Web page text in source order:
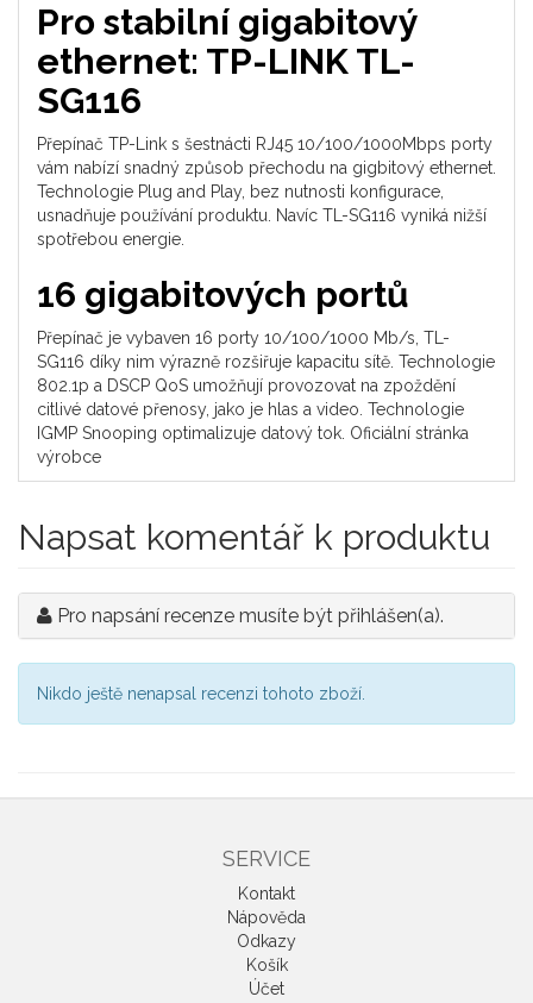
Pro stabilní gigabitový
ethernet: TP-LINK TL-
SG116
Přepínač TP-Link s šestnácti RJ45 10/100/1000Mbps porty
vám nabízí snadný způsob přechodu na gigbitový ethernet.
Technologie Plug and Play, bez nutnosti konfigurace,
usnadňuje používání produktu. Navíc TL-SG116 vyniká nižší
spotřebou energie.
16 gigabitových portů
Přepínač je vybaven 16 porty 10/100/1000 Mb/s, TL-
SG116 díky nim výrazně rozšiřuje kapacitu sítě. Technologie
802.1p a DSCP QoS umožňují provozovat na zpoždění
citlivé datové přenosy, jako je hlas a video. Technologie
IGMP Snooping optimalizuje datový tok. Oficiální stránka
výrobce
Napsat komentář k produktu
Pro napsání recenze musíte být přihlášen(a).
Nikdo ještě nenapsal recenzi tohoto zboží.
SERVICE
Kontakt
Nápověda
Odkazy
Košík
Účet